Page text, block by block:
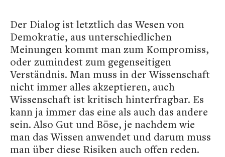
Der Dialog ist letztlich das Wesen von
Demokratie, aus unterschiedlichen
Meinungen kommt man zum Kompromiss,
oder zumindest zum gegenseitigen
Verständnis. Man muss in der Wissenschaft
nicht immer alles akzeptieren, auch
Wissenschaft ist kritisch hinterfragbar. Es
kann ja immer das eine als auch das andere
sein. Also Gut und Böse, je nachdem wie
man das Wissen anwendet und darum muss
man über diese Risiken auch offen reden.